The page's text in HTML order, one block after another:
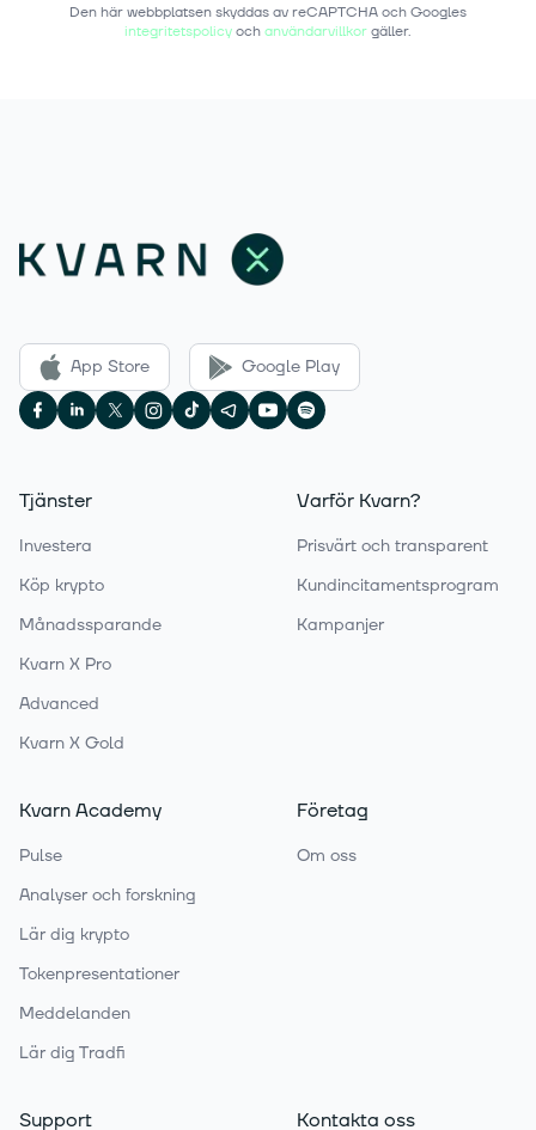
Den här webbplatsen skyddas av reCAPTCHA och Googles
integritetspolicyochanvändarvillkorgäller.
App Store Google Play
Tjänster
Investera
Köp krypto
Månadssparande
Kvarn X Pro
Advanced
Kvarn X Gold
Varför Kvarn?
Prisvärt och transparent
Kundincitamentsprogram
Kampanjer
Kvarn Academy
Pulse
Analyser och forskning
Lär dig krypto
Tokenpresentationer
Meddelanden
Lär dig Tradfi
Företag
Om oss
Support Kontakta oss